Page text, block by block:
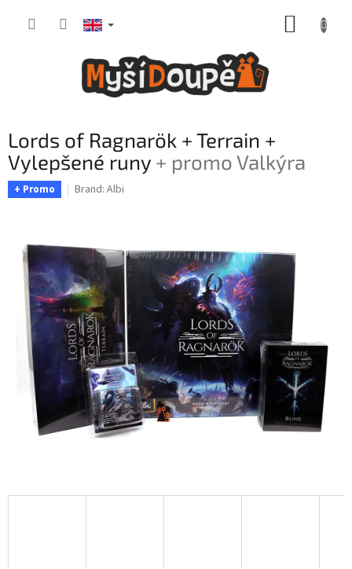
Lords of Ragnarök + Terrain +
Vylepšené runy + promo Valkýra
+ Promo Brand: Albi